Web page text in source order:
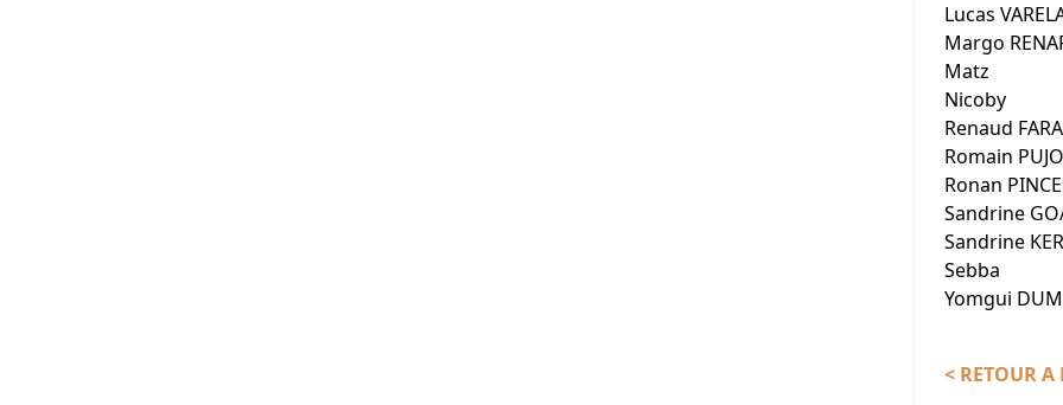
Lucas
Margo
Matz
Nicoby
Renaud
Romain
Ronan
Sandrine
Sandrine
Sebba
Yomgui
< RETOUR A